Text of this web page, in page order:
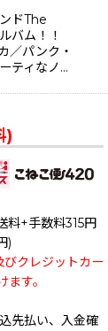
ドThe
バム！！
／パンク・
ティなノ…
)
料+手数料315円
)
クレジットカー
す。
先払い、入金確